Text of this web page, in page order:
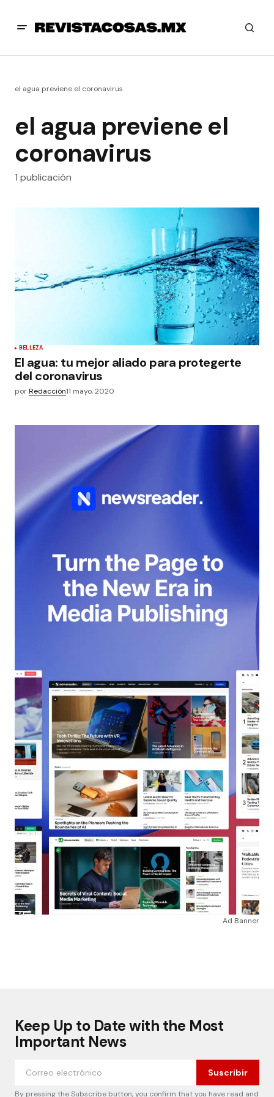
el agua previene el coronavirus
el agua previene el
coronavirus
1 publicación
BELLEZA
El agua: tu mejor aliado para protegerte
del coronavirus
porRedacción11 mayo, 2020
Ad Banner
Keep Up to Date with the Most
Important News
Suscribir
By pressing the Subscribe button, you confirm that you have read and